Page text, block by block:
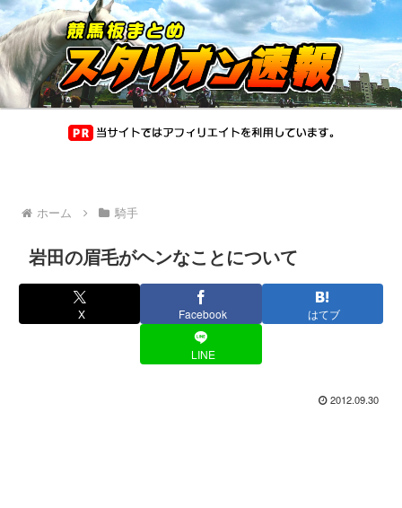
ホーム 騎手
岩田の眉毛がヘンなことについて
X Facebook はてブ
LINE
2012.09.30